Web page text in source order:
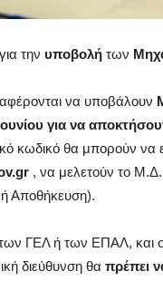
την υποβολή των
να υποβάλουν
για να
κωδικό θα μπορούν να
, να μελετούν το
Αποθήκευση).
ΓΕΛ ή των ΕΠΑΛ, και
διεύθυνση θα πρέπει